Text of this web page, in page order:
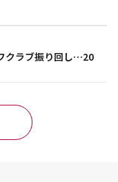
クラブ振り回し…20